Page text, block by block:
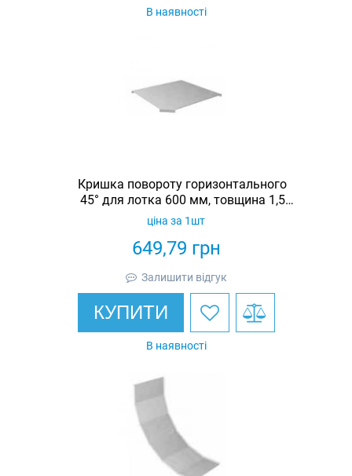
В наявності
Кришка повороту горизонтального
45° для лотка 600 мм, товщина 1,5
мм, гарячеоцинкована, Eurotray
649,79 грн
ціна за 1шт
Залишити відгук
КУПИТИ
В наявності